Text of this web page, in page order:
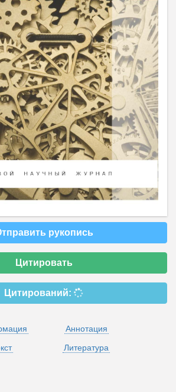
рукопись
Цитировать
Цитирований:
Аннотация
Литература